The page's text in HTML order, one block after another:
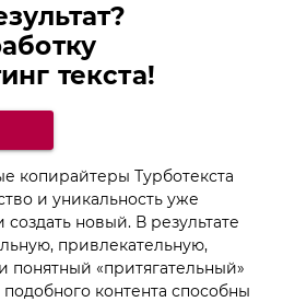
текста!
копирайтеры Турботекста
и уникальность уже
новый. В результате
привлекательную,
понятный «притягательный»
контента способны